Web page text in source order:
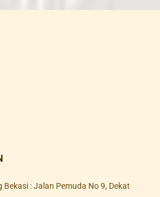
: Jalan Pemuda No 9, Dekat